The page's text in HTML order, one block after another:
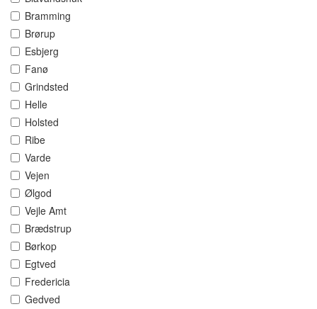
Bramming
Brørup
Esbjerg
Fanø
Grindsted
Helle
Holsted
Ribe
Varde
Vejen
Ølgod
Vejle Amt
Brædstrup
Børkop
Egtved
Fredericia
Gedved